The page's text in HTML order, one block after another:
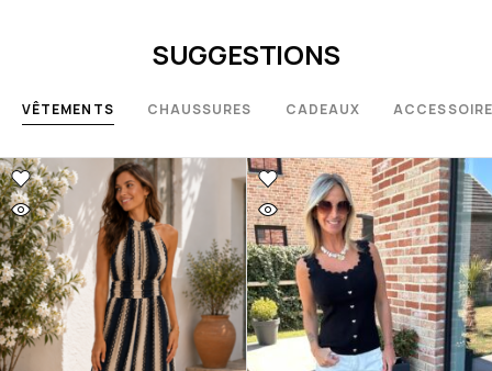
SUGGESTIONS
VÊTEMENTS CHAUSSURES CADEAUX